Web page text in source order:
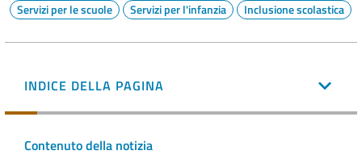
Servizi per le scuole Servizi per l'infanzia Inclusione scolastica
INDICE DELLA PAGINA
Contenuto della notizia